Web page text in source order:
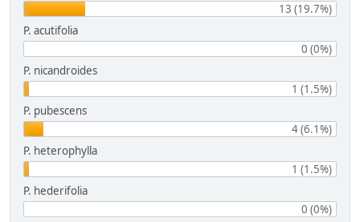
13 (19.7%)
P. acutifolia
0 (0%)
P. nicandroides
1 (1.5%)
P. pubescens
4 (6.1%)
P. heterophylla
1 (1.5%)
P. hederifolia
0 (0%)